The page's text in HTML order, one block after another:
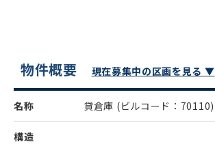
物件概要 現在募集中の区画を見る ▼
名称 貸倉庫 (ビルコード：70110)
構造